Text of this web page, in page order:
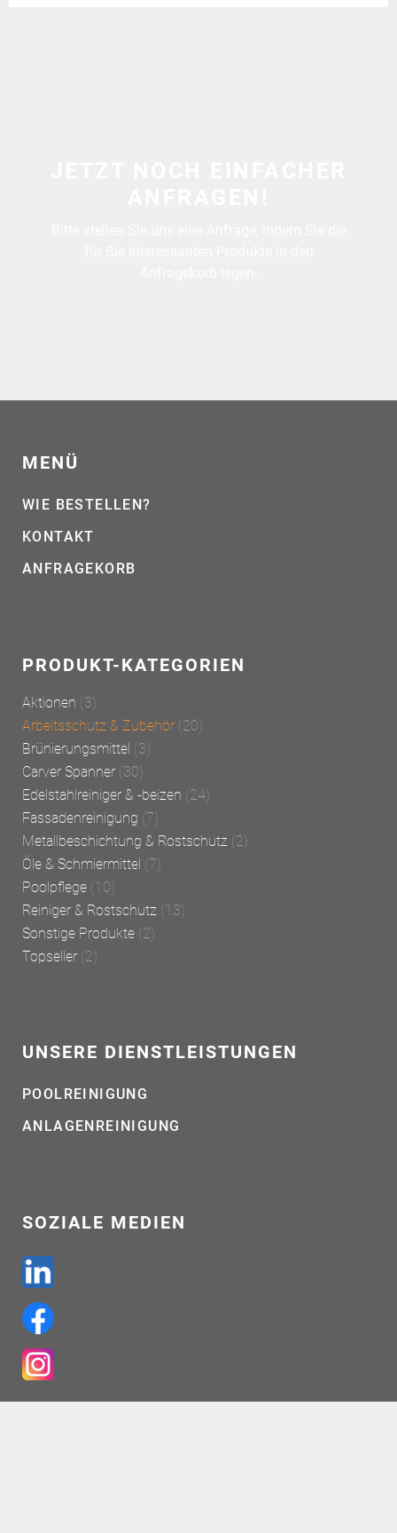
MENÜ
WIE BESTELLEN?
KONTAKT
ANFRAGEKORB
PRODUKT-KATEGORIEN
Aktionen (3)
Arbeitsschutz & Zubehör (20)
Brünierungsmittel (3)
Carver Spanner (30)
Edelstahlreiniger & -beizen (24)
Fassadenreinigung (7)
Metallbeschichtung & Rostschutz (2)
Öle & Schmiermittel (7)
Poolpflege (10)
Reiniger & Rostschutz (13)
Sonstige Produkte (2)
Topseller (2)
UNSERE DIENSTLEISTUNGEN
POOLREINIGUNG
ANLAGENREINIGUNG
SOZIALE MEDIEN